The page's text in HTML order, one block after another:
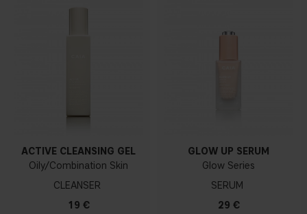
ACTIVE CLEANSING GEL
Oily/Combination Skin
CLEANSER
19 €
GLOW UP SERUM
Glow Series
SERUM
29 €